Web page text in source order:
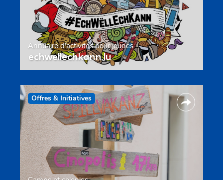
Annuaire d’activités pour jeunes
echwellechkann.lu
Offres & Initiatives